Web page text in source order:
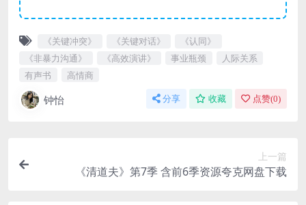
《关键冲突》 《关键对话》
《认同》
《非暴力沟通》
《高效演讲》 事业瓶颈
人际关系
有声书
高情商
钟怡 分享 收藏 点赞(0)
上一篇
《清道夫》第7季 含前6季资源夸克网盘下载